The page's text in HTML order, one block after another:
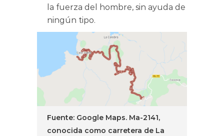
la fuerza del hombre, sin ayuda de
ningún tipo.
Fuente: Google Maps. Ma-2141,
conocida como carretera de La